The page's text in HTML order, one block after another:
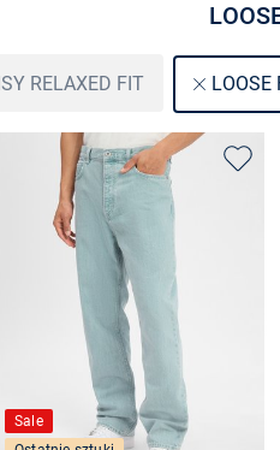
RELAXED FIT LOOSE
Sale